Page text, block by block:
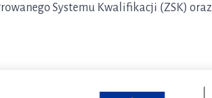
Systemu Kwalifikacji (ZSK) oraz